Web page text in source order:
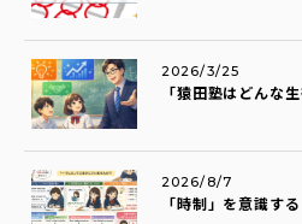
「猿田塾はどんな
2026/3/25
「時制」を意識する
2026/8/7